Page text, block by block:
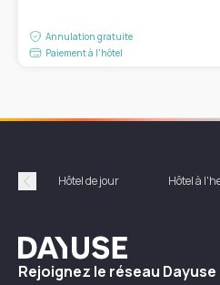
Annulation gratuite
Paiement à l'hôtel
Précédent
Hôtel de jour Hôtel à
Dayuse
Rejoignez le réseau Dayuse